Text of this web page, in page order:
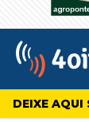
4oito
DEIXE AQUI